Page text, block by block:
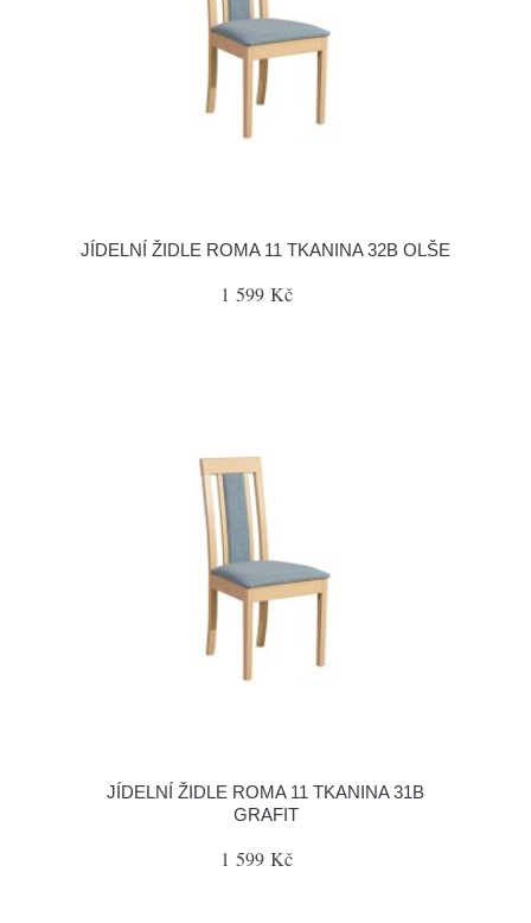
JÍDELNÍ ŽIDLE ROMA 11 TKANINA 32B OLŠE
1 599 Kč
JÍDELNÍ ŽIDLE ROMA 11 TKANINA 31B
GRAFIT
1 599 Kč